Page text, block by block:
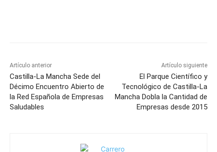
Artículo anterior
Castilla-La Mancha Sede del
Décimo Encuentro Abierto de
la Red Española de Empresas
Saludables
Artículo siguiente
El Parque Científico y
Tecnológico de Castilla-La
Mancha Dobla la Cantidad de
Empresas desde 2015